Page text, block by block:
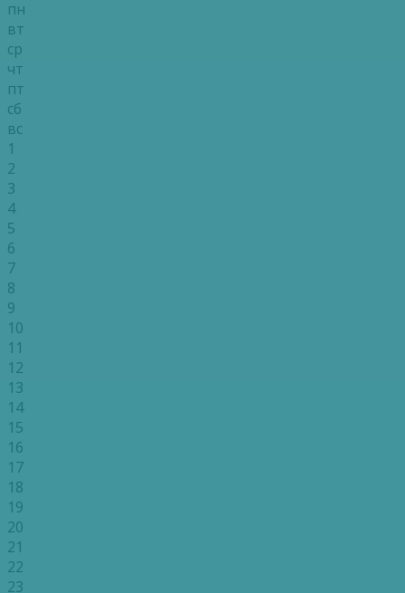
пн
вт
ср
чт
пт
сб
вс
1
2
3
4
5
6
7
8
9
10
11
12
13
14
15
16
17
18
19
20
21
22
23